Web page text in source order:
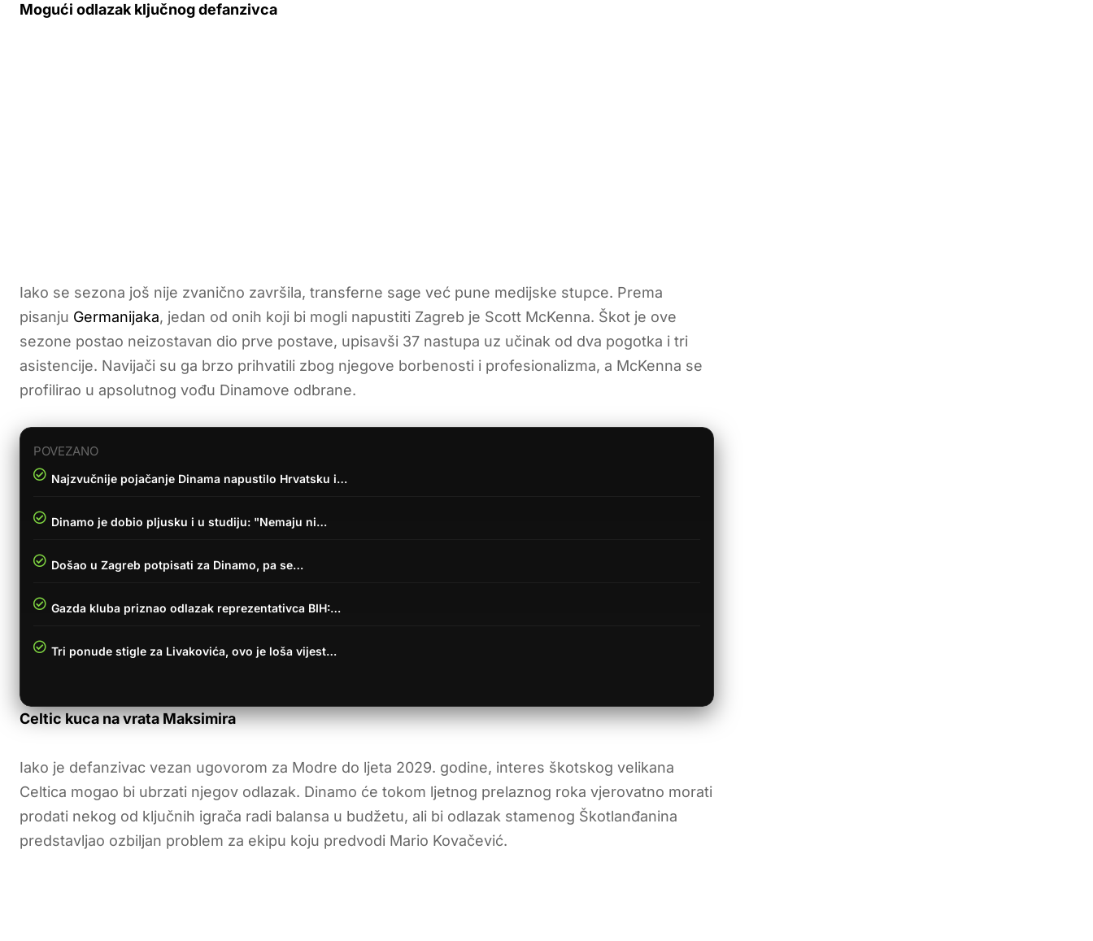
Mogući odlazak ključnog defanzivca
Iako se sezona još nije zvanično završila, transferne sage već pune medijske stupce. Prema
pisanju Germanijaka, jedan od onih koji bi mogli napustiti Zagreb je Scott McKenna. Škot je ove
sezone postao neizostavan dio prve postave, upisavši 37 nastupa uz učinak od dva pogotka i tri
asistencije. Navijači su ga brzo prihvatili zbog njegove borbenosti i profesionalizma, a McKenna se
profilirao u apsolutnog vođu Dinamove odbrane.
POVEZANO
Najzvučnije pojačanje Dinama napustilo Hrvatsku i…
Dinamo je dobio pljusku i u studiju: "Nemaju ni…
Došao u Zagreb potpisati za Dinamo, pa se…
Gazda kluba priznao odlazak reprezentativca BIH:…
Tri ponude stigle za Livakovića, ovo je loša vijest…
Celtic kuca na vrata Maksimira
Iako je defanzivac vezan ugovorom za Modre do ljeta 2029. godine, interes škotskog velikana
Celtica mogao bi ubrzati njegov odlazak. Dinamo će tokom ljetnog prelaznog roka vjerovatno morati
prodati nekog od ključnih igrača radi balansa u budžetu, ali bi odlazak stamenog Škotlanđanina
predstavljao ozbiljan problem za ekipu koju predvodi Mario Kovačević.